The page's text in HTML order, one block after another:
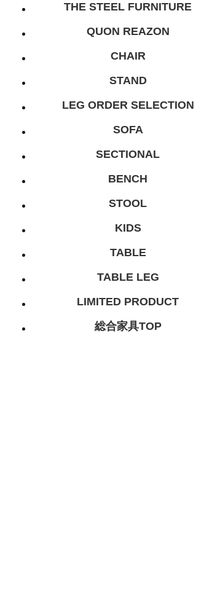
THE STEEL FURNITURE
QUON REAZON
CHAIR
STAND
LEG ORDER SELECTION
SOFA
SECTIONAL
BENCH
STOOL
KIDS
TABLE
TABLE LEG
LIMITED PRODUCT
総合家具TOP